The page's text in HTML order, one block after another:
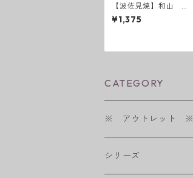
【波佐見焼】和山 レ
リーフ・フラワーパレ
ード 取皿
¥1,375
CATEGORY
※ アウトレット ※
シリーズ